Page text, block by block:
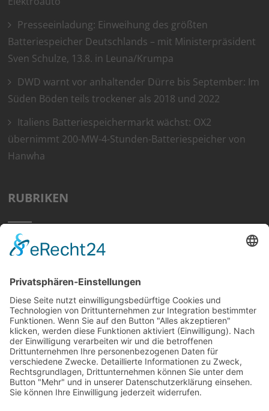
Presseeinladung: Einweihung des größten
Batteriespeicher Deutschlands – mit Ministerpräsident
Sven Schulze, 13.8. in Leuna/Krumpa
DWD warnt vor anhaltender Dürre bis September: Im
Süden Böden teils trockener als 2018 und 2022
Italiens Batteriespeichermarkt wächst: OX2
übernimmt 200-MW-4-Stunden-Batteriespeicher von
Hanwha
RUBRIKEN
Home
Tipps
Wissen
Strom Top30
F&A
News